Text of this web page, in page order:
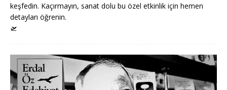
keşfedin. Kaçırmayın, sanat dolu bu özel etkinlik için hemen
detayları öğrenin.
🛫